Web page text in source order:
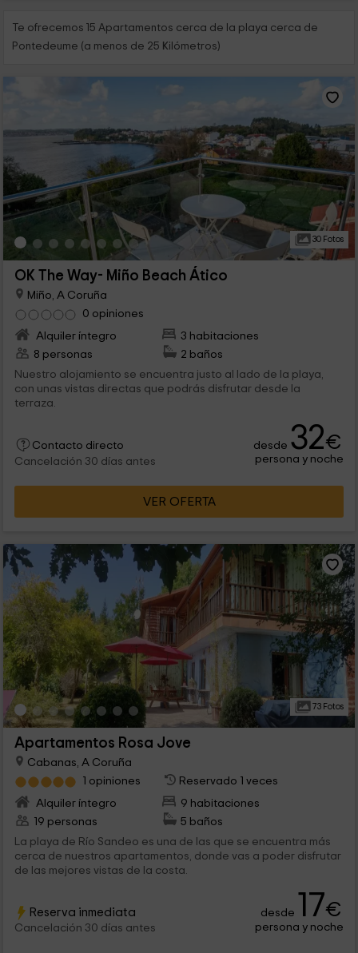
Te ofrecemos 15 Apartamentos cerca de la playa cerca de
Pontedeume (a menos de 25 Kilómetros)
30 Fotos
OK The Way- Miño Beach Ático
Miño, A Coruña
0 opiniones
Alquiler íntegro
3 habitaciones
8 personas
2 baños
Nuestro alojamiento se encuentra justo al lado de la playa,
con unas vistas directas que podrás disfrutar desde la
terraza.
Contacto directo
Cancelación 30 días antes
desde 32€
persona y noche
VER OFERTA
73 Fotos
Apartamentos Rosa Jove
Cabanas, A Coruña
1 opiniones
Reservado 1 veces
Alquiler íntegro
9 habitaciones
19 personas
5 baños
La playa de Río Sandeo es una de las que se encuentra más
cerca de nuestros apartamentos, donde vas a poder disfrutar
de las mejores vistas de la costa.
Reserva inmediata
Cancelación 30 días antes
desde 17€
persona y noche